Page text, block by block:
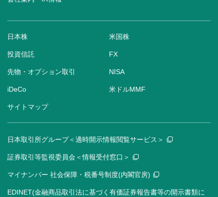
日本株 米国株
投資信託 FX
先物・オプション取引 NISA
iDeCo 米ドルMMF
サイトマップ
日本取引所グループ＜適時開示情報閲覧サービス＞
証券取引等監視委員会＜情報受付窓口＞
マイナンバー 社会保障・税番号制度(内閣官房)
EDINET(金融商品取引法に基づく有価証券報告書等の開示書類に